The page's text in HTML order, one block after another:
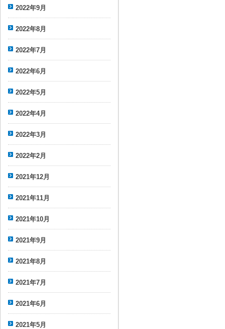
2022年9月
2022年8月
2022年7月
2022年6月
2022年5月
2022年4月
2022年3月
2022年2月
2021年12月
2021年11月
2021年10月
2021年9月
2021年8月
2021年7月
2021年6月
2021年5月